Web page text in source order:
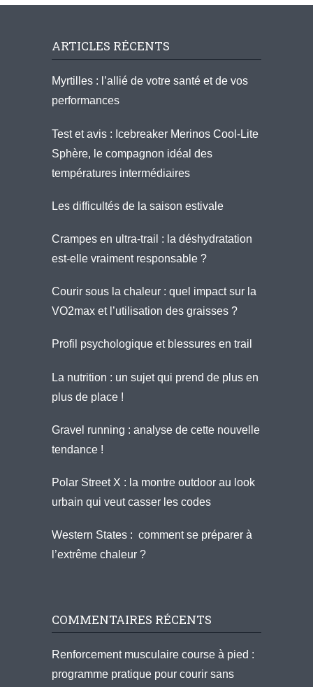
ARTICLES RÉCENTS
Myrtilles : l’allié de votre santé et de vos
performances
Test et avis : Icebreaker Merinos Cool-Lite
Sphère, le compagnon idéal des
températures intermédiaires
Les difficultés de la saison estivale
Crampes en ultra-trail : la déshydratation
est-elle vraiment responsable ?
Courir sous la chaleur : quel impact sur la
VO2max et l’utilisation des graisses ?
Profil psychologique et blessures en trail
La nutrition : un sujet qui prend de plus en
plus de place !
Gravel running : analyse de cette nouvelle
tendance !
Polar Street X : la montre outdoor au look
urbain qui veut casser les codes
Western States : comment se préparer à
l’extrême chaleur ?
COMMENTAIRES RÉCENTS
Renforcement musculaire course à pied :
programme pratique pour courir sans